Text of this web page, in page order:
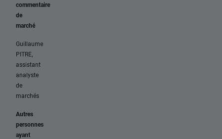
commentaire
de
marché
Guillaume
PITRE,
assistant
analyste
de
marchés
Autres
personnes
ayant